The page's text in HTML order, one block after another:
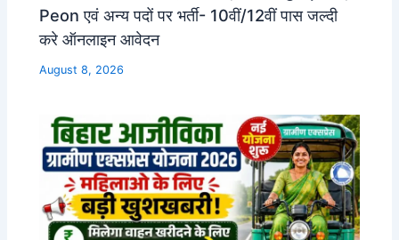
Peon एवं अन्य पदों पर भर्ती- 10वीं/12वीं पास जल्दी
करे ऑनलाइन आवेदन
August 8, 2026